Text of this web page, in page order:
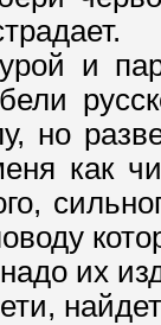
и
но
как
их